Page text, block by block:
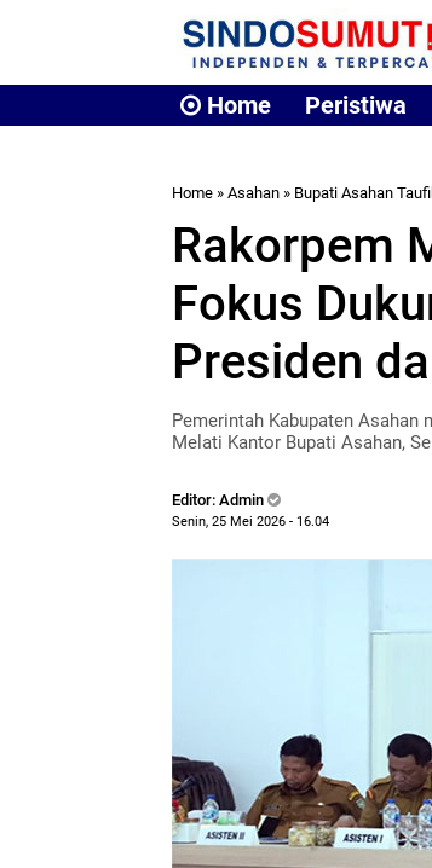
Home Peristiwa
Home » Asahan » Bupati Asahan
Rakorpem
Fokus
Presiden
Pemerintah Kabupaten Asahan
Melati Kantor Bupati Asahan,
Editor: Admin
Senin, 25 Mei 2026 - 16.04